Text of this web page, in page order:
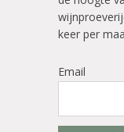
keer per
Email